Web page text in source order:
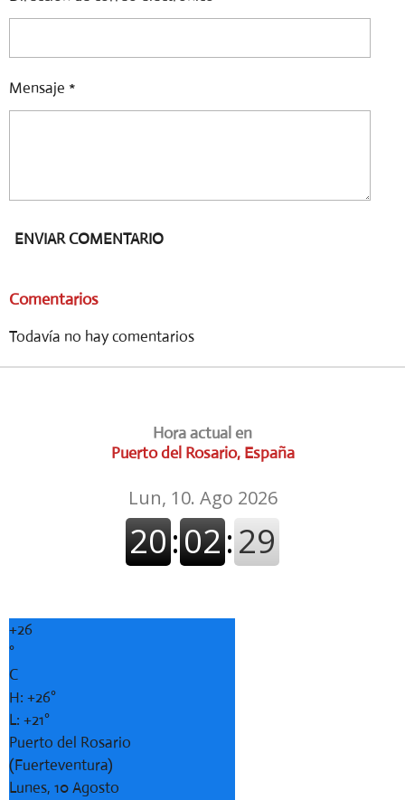
Mensaje *
ENVIAR COMENTARIO
Comentarios
Todavía no hay comentarios
Hora actual en
Puerto del Rosario, España
+26
°
C
H: +26°
L: +21°
Puerto del Rosario
(Fuerteventura)
Lunes, 10 Agosto